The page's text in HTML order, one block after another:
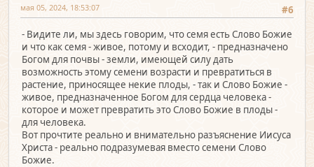
#6
мая 05, 2024, 18:53:07
- Видите ли, мы здесь говорим, что семя есть Слово Божие
и что как семя - живое, потому и всходит, - предназначено
Богом для почвы - земли, имеющей силу дать
возможность этому семени возрасти и превратиться в
растение, приносящее некие плоды, - так и Слово Божие -
живое, предназначенное Богом для сердца человека -
которое и может превратить это Слово Божие в плоды -
для человека.
Вот прочтите реально и внимательно разъяснение Иисуса
Христа - реально подразумевая вместо семени Слово
Божие.